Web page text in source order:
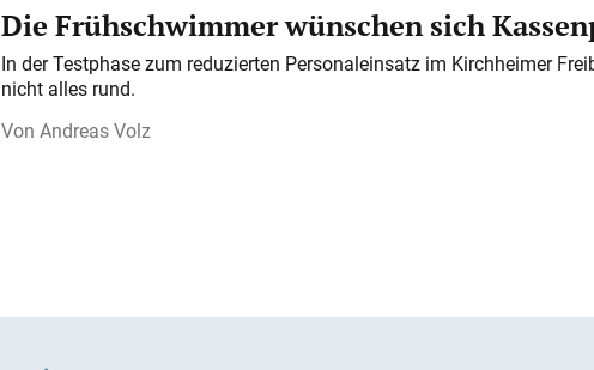
Die Frühschwimmer wünschen sich
In der Testphase zum reduzierten Personaleinsatz im Kirchheimer
nicht alles rund.
Andreas Volz